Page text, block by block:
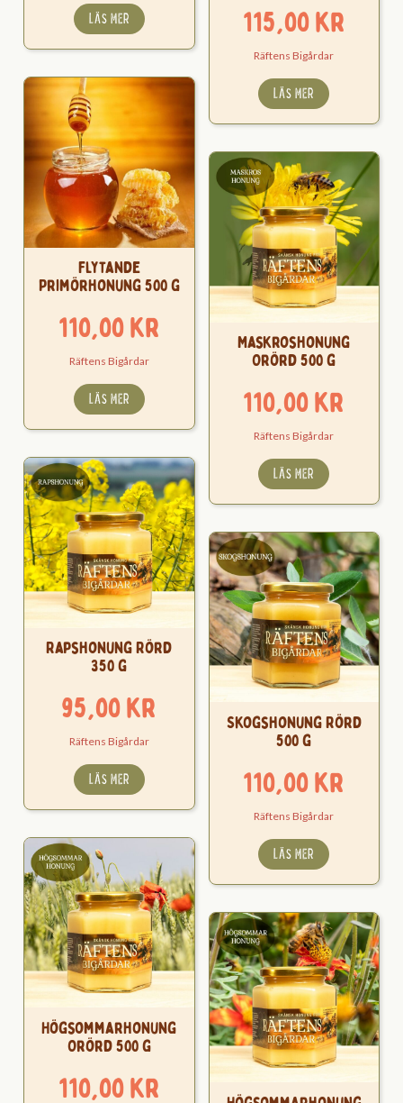
LÄS MER 115,00kr
Räftens Bigårdar
LÄS MER
Flytande
Primörhonung 500 g
110,00kr
Räftens Bigårdar
LÄS MER
Maskroshonung
Orörd 500 g
110,00kr
Räftens Bigårdar
LÄS MER
Rapshonung Rörd
350 g
95,00kr
Räftens Bigårdar
LÄS MER
Skogshonung Rörd
500 g
110,00kr
Räftens Bigårdar
LÄS MER
Högsommarhonung
Orörd 500 g
110,00kr